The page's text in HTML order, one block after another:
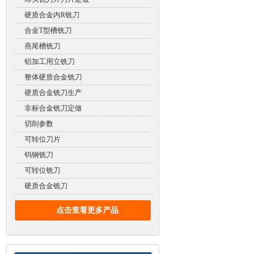
硬质合金内R铣刀
合金T型槽铣刀
燕尾槽铣刀
铝加工用立铣刀
整体硬质合金铣刀
硬质合金铣刀生产
非标合金铣刀定做
切削参数
可转位刀片
钨钢铣刀
可转位铣刀
硬质合金铣刀
点击查看更多产品